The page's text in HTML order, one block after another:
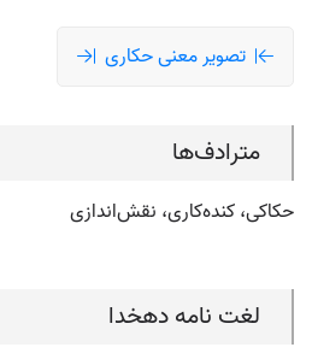
تصویر معنی حکاری
مترادف‌ها
حکاکی، کنده‌کاری، نقش‌اندازی
لغت نامه دهخدا